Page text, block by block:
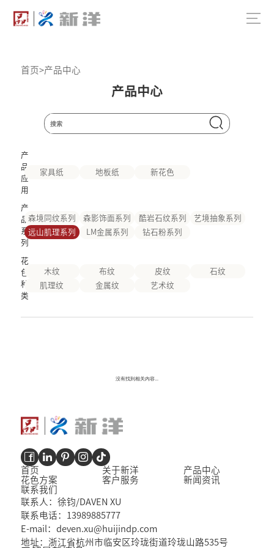
首页>产品中心
产品中心
产
品
应
用
家具纸 地板纸 新花色
产
品
系
列
森境同纹系列 森影饰面系列 酷岩石纹系列
艺境抽象系列
远山肌理系列
LM金属系列 钻石粉系列
花
色
种
类
木纹 布纹 皮纹
石纹
肌理纹
金属纹 艺术纹
没有找到相关内容...
首页 关于新洋
产品中心
花色方案
客户服务
新闻资讯
联系我们
联系人：徐钧/DAVEN XU
联系电话：13989885777
E-mail：deven.xu@huijindp.com
地址：浙江省杭州市临安区玲珑街道玲珑山路535号